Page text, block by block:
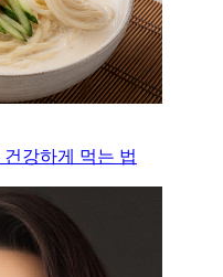
강하게 먹는 법